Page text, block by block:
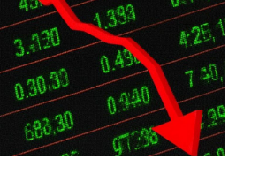
редакции:
редакционная подписка